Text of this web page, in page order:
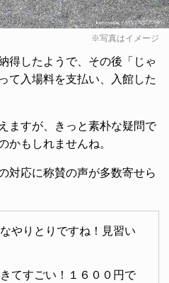
※写真はイメージ
得したようで、その後「じゃ
て入場料を支払い、入館した
ますが、きっと素朴な疑問で
かもしれませんね。
対応に称賛の声が多数寄せら
やりとりですね！見習い
てすごい！１６００円で